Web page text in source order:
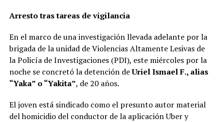
Arresto tras tareas de vigilancia
En el marco de una investigación llevada adelante por la
brigada de la unidad de Violencias Altamente Lesivas de
la Policía de Investigaciones (PDI), este miércoles por la
noche se concretó la detención deUriel Ismael F., alias
“Yaka” o “Yakita”, de 20 años.
El joven está sindicado como el presunto autor material
del homicidio del conductor de la aplicación Uber y